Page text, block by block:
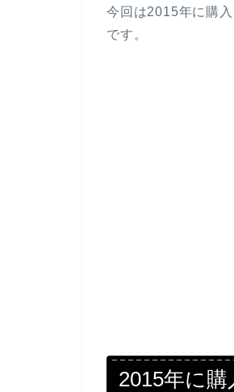
今回は2015年に購
です。
2015年に